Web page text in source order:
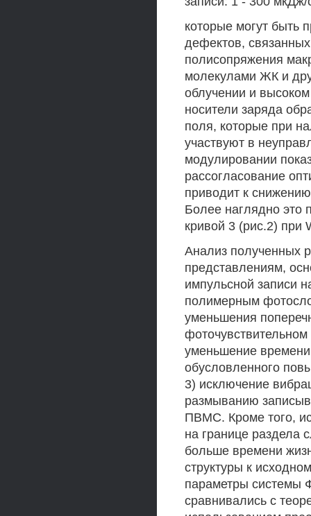
которые могут быть
дефектов,
полисопряжения
молекулами ЖК и
облучении и
носители заряда
поля, которые при
участвуют в
модулировании
рассогласование
приводит к
Более наглядно это
кривой 3 (рис.2)
Анализ полученных
представлениям,
импульсной записи
полимерным
уменьшения
уменьшение
обусловленного
3) исключение
размыванию
ПВМС. Кроме того,
на границе раздела
больше времени
структуры к
параметры системы
сравнивались с